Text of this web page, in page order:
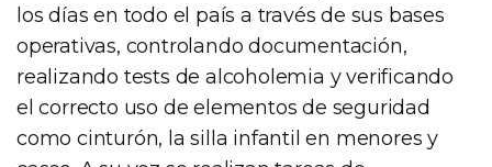
los días en todo el país a través de sus bases
operativas, controlando documentación,
realizando tests de alcoholemia y verificando
el correcto uso de elementos de seguridad
como cinturón, la silla infantil en menores y